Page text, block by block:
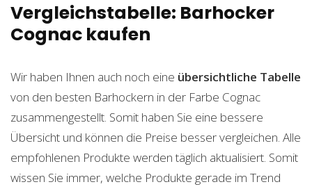
Vergleichstabelle: Barhocker
Cognac kaufen
Wir haben Ihnen auch noch eine übersichtliche Tabelle
von den besten Barhockern in der Farbe Cognac
zusammengestellt. Somit haben Sie eine bessere
Übersicht und können die Preise besser vergleichen. Alle
empfohlenen Produkte werden täglich aktualisiert. Somit
wissen Sie immer, welche Produkte gerade im Trend